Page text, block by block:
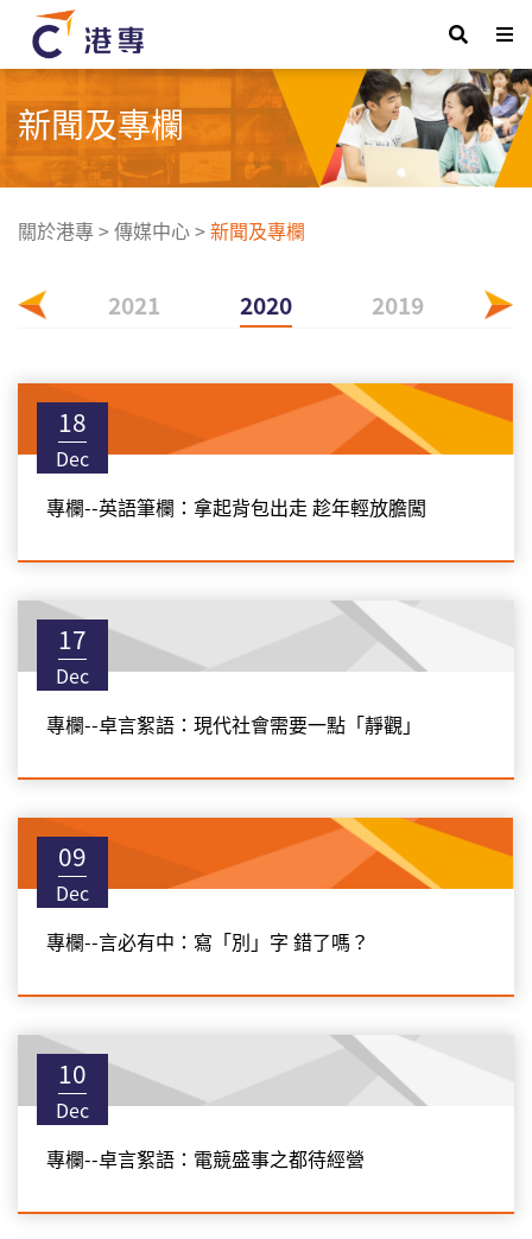
新聞及專欄
關於港專>傳媒中心>新聞及專欄
2021 2020 2019
18
Dec
專欄--英語筆欄：拿起背包出走 趁年輕放膽闖
17
Dec
專欄--卓言絮語：現代社會需要一點「靜觀」
09
Dec
專欄--言必有中：寫「別」字 錯了嗎？
10
Dec
專欄--卓言絮語：電競盛事之都待經營